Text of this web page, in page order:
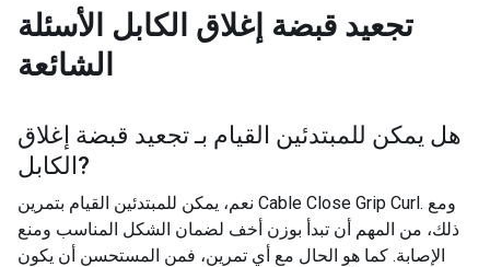
تجعيد قبضة إغلاق الكابل الأسئلة
الشائعة
هل يمكن للمبتدئين القيام بـ تجعيد قبضة إغلاق
الكابل?
نعم، يمكن للمبتدئين القيام بتمرين Cable Close Grip Curl. ومع
ذلك، من المهم أن تبدأ بوزن أخف لضمان الشكل المناسب ومنع
الإصابة. كما هو الحال مع أي تمرين، فمن المستحسن أن يكون